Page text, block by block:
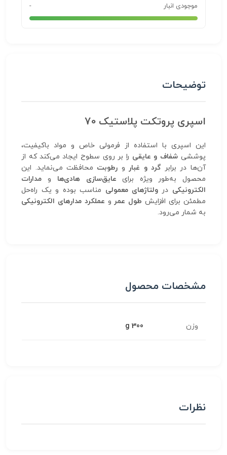
موجودی انبار -
توضیحات
اسپری پروتکت پلاستیک 70
این اسپری با استفاده از فرمولی خاص و مواد باکیفیت،
پوششی شفاف و عایقی را بر روی سطوح ایجاد می‌کند که از
آن‌ها در برابرگرد و غبار و رطوبت محافظت می‌نماید. این
محصول به‌طور ویژه برای عایق‌سازی هادی‌ها و مدارات
الکترونیکی درولتاژهای معمولی مناسب بوده و یک راه‌حل
مطمئن برای افزایش طول عمر و عملکرد مدارهای الکترونیکی
به شمار می‌رود.
مشخصات محصول
وزن 300 g
نظرات